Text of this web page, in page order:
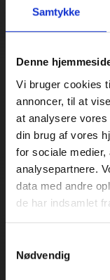
Samtykke
Denne
Vi bruger cookies
annoncer, til at
at analysere
din brug af vores
for sociale medier,
analysepartnere.
data med andre
de har indsamlet
Nødvendig